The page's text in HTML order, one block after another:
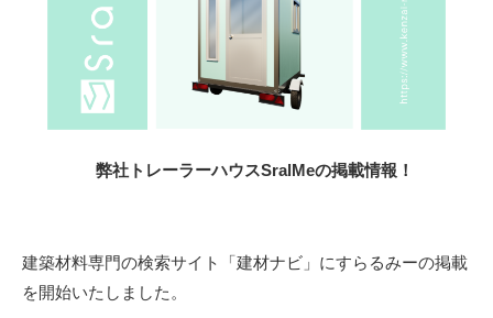
弊社トレーラーハウスSralMeの掲載情報！
建築材料専門の検索サイト「建材ナビ」にすらるみーの掲載
を開始いたしました。